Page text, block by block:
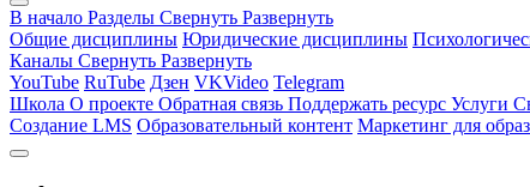
В начало Разделы Свернуть Развернуть
Общие дисциплины Юридические дисциплины
Каналы Свернуть Развернуть
YouTube RuTube Дзен VKVideo Telegram
Школа О проекте Обратная связь Поддержать ресурс Услуги
Создание LMS Образовательный контент Маркетинг для